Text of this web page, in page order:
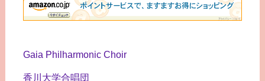
Gaia Philharmonic Choir
香川大学合唱団